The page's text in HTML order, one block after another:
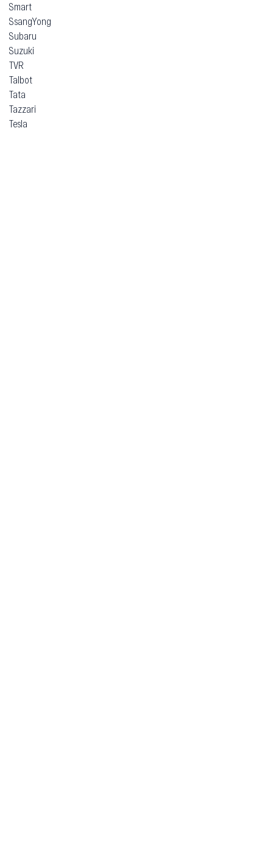
Smart
SsangYong
Subaru
Suzuki
TVR
Talbot
Tata
Tazzari
Tesla